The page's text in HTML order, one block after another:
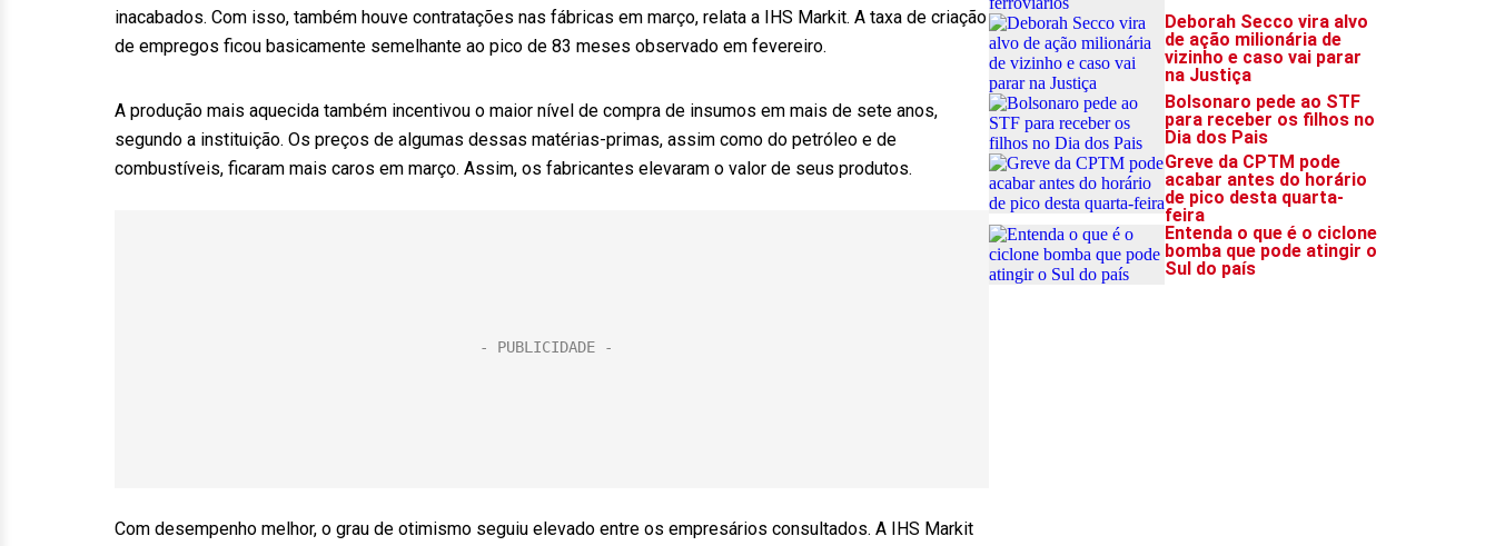
inacabados. Com isso, também houve contratações nas fábricas em março, relata a IHS Markit. A taxa de criação
de empregos ficou basicamente semelhante ao pico de 83 meses observado em fevereiro.
A produção mais aquecida também incentivou o maior nível de compra de insumos em mais de sete anos,
segundo a instituição. Os preços de algumas dessas matérias-primas, assim como do petróleo e de
combustíveis, ficaram mais caros em março. Assim, os fabricantes elevaram o valor de seus produtos.
Com desempenho melhor, o grau de otimismo seguiu elevado entre os empresários consultados. A IHS Markit